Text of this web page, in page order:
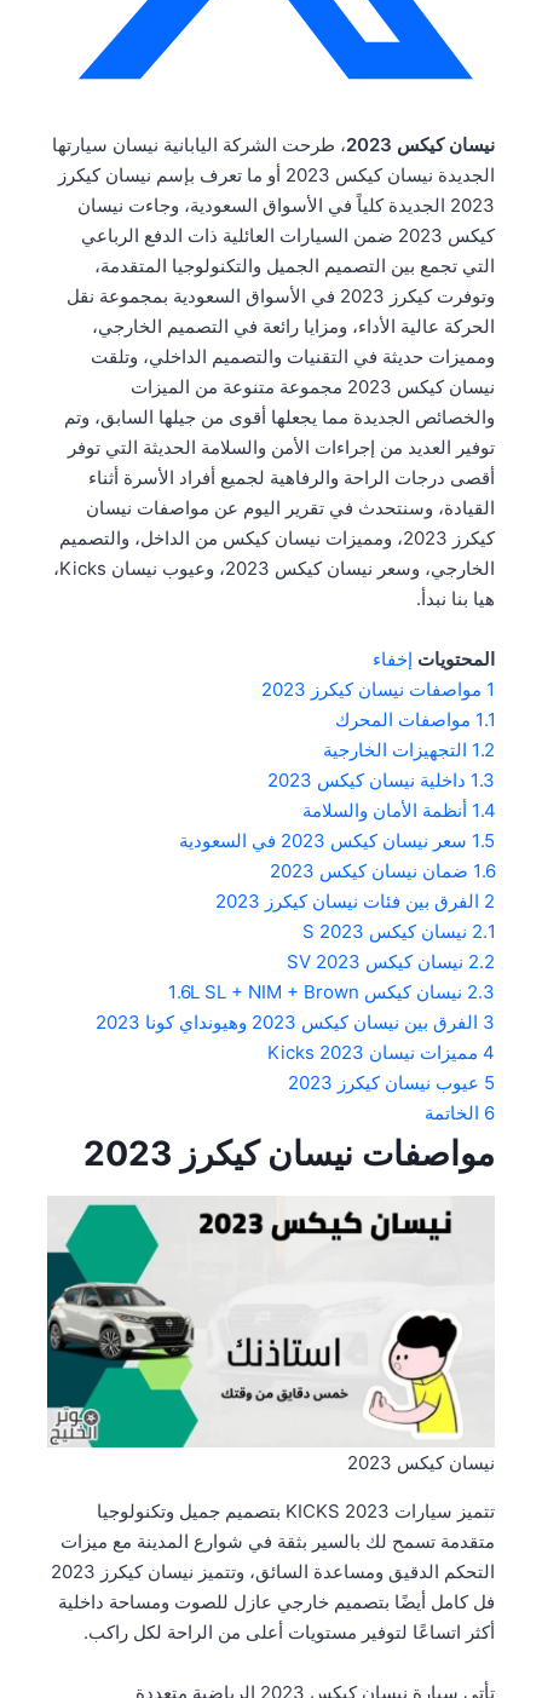
نيسان كيكس 2023
، طرحت الشركة اليابانية نيسان سيارتها
الجديدة نيسان كيكس 2023 أو ما تعرف بإسم نيسان كيكرز
2023 الجديدة كلياً في الأسواق السعودية، وجاءت نيسان
كيكس 2023 ضمن السيارات العائلية ذات الدفع الرباعي
التي تجمع بين التصميم الجميل والتكنولوجيا المتقدمة،
وتوفرت كيكرز 2023 في الأسواق السعودية بمجموعة نقل
الحركة عالية الأداء، ومزايا رائعة في التصميم الخارجي،
ومميزات حديثة في التقنيات والتصميم الداخلي، وتلقت
نيسان كيكس 2023 مجموعة متنوعة من الميزات
والخصائص الجديدة مما يجعلها أقوى من جيلها السابق، وتم
توفير العديد من إجراءات الأمن والسلامة الحديثة التي توفر
أقصى درجات الراحة والرفاهية لجميع أفراد الأسرة أثناء
القيادة، وسنتحدث في تقرير اليوم عن مواصفات نيسان
كيكرز 2023، ومميزات نيسان كيكس من الداخل، والتصميم
الخارجي، وسعر نيسان كيكس 2023، وعيوب نيسان Kicks،
هيا بنا نبدأ.
المحتويات إخفاء
1 مواصفات نيسان كيكرز 2023
1.1 مواصفات المحرك
1.2 التجهيزات الخارجية
1.3 داخلية نيسان كيكس 2023
1.4 أنظمة الأمان والسلامة
1.5 سعر نيسان كيكس 2023 في السعودية
1.6 ضمان نيسان كيكس 2023
2 الفرق بين فئات نيسان كيكرز 2023
2.1 نيسان كيكس S 2023
2.2 نيسان كيكس SV 2023
2.3 نيسان كيكس 1.6L SL + NIM + Brown
3 الفرق بين نيسان كيكس 2023 وهيونداي كونا 2023
4 مميزات نيسان Kicks 2023
5 عيوب نيسان كيكرز 2023
6 الخاتمة
مواصفات نيسان كيكرز 2023
نيسان كيكس 2023
تتميز سيارات 2023 KICKS بتصميم جميل وتكنولوجيا
متقدمة تسمح لك بالسير بثقة في شوارع المدينة مع ميزات
التحكم الدقيق ومساعدة السائق، وتتميز نيسان كيكرز 2023
فل كامل أيضًا بتصميم خارجي عازل للصوت ومساحة داخلية
أكثر اتساعًا لتوفير مستويات أعلى من الراحة لكل راكب.
تأتي سيارة نيسان كيكس 2023 الرياضية متعددة